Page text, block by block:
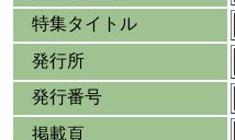
特集タイトル
発行所
発行番号
掲載頁